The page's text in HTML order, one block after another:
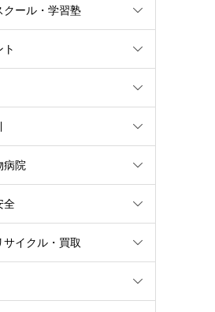
クール・学習塾
病院
全
サイクル・買取